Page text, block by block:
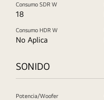
Consumo SDR W
18
Consumo HDR W
No Aplica
SONIDO
Potencia/Woofer